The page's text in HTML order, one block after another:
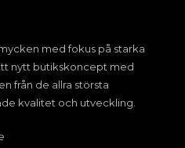
med fokus på starka
nytt butikskoncept med
från de allra största
kvalitet och utveckling.